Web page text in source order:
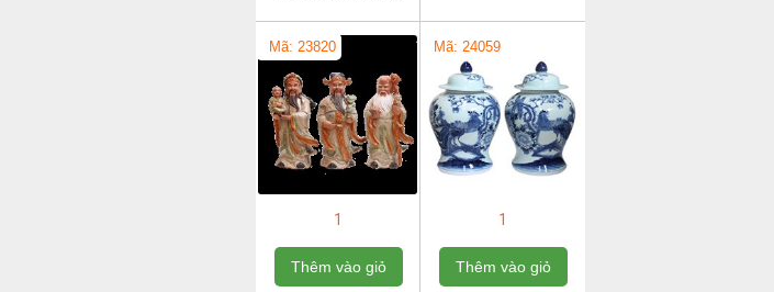
Mã: 23820
1
Thêm vào giỏ
Mã: 24059
1
Thêm vào giỏ